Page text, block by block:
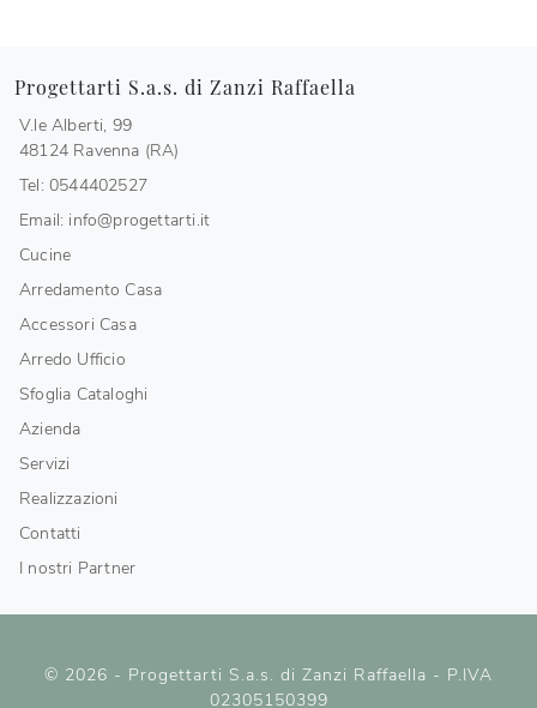
Progettarti S.a.s. di Zanzi Raffaella
V.le Alberti, 99
48124 Ravenna (RA)
Tel: 0544402527
Email: info@progettarti.it
Cucine
Arredamento Casa
Accessori Casa
Arredo Ufficio
Sfoglia Cataloghi
Azienda
Servizi
Realizzazioni
Contatti
I nostri Partner
© 2026 - Progettarti S.a.s. di Zanzi Raffaella - P.IVA
02305150399